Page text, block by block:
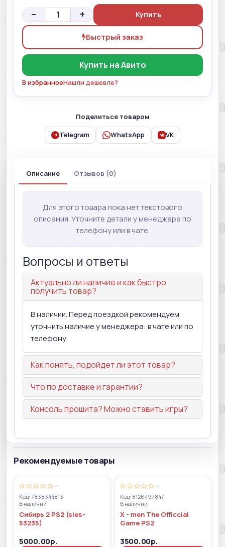
− + Купить
Быстрый заказ
Купить на Авито
В избранноеНашли дешевле?
Поделиться товаром
Telegram WhatsApp VK
Описание Отзывов (0)
Для этого товара пока нет текстового
описания. Уточните детали у менеджера по
телефону или в чате.
Вопросы и ответы
Актуально ли наличие и как быстро
получить товар?
В наличии. Перед поездкой рекомендуем
уточнить наличие у менеджера: в чате или по
телефону.
Как понять, подойдет ли этот товар?
Что по доставке и гарантии?
Консоль прошита? Можно ставить игры?
Рекомендуемые товары
—
Код: 7838344813
В наличии
Сибирь 2 PS2 (sles-
53235)
5000.00р.
—
Код: 8126497847
В наличии
X - men The Officcial
Game PS2
3500.00р.